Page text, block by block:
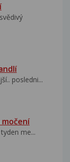
posledni...
me...